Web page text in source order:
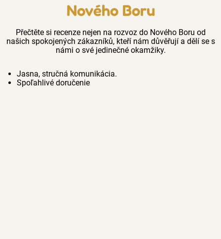
Nového Boru
Přečtěte si recenze nejen na rozvoz do Nového Boru od
našich spokojených zákazníků, kteří nám důvěřují a dělí se s
námi o své jedinečné okamžiky.
Jasna, stručná komunikácia.
Spoľahlivé doručenie